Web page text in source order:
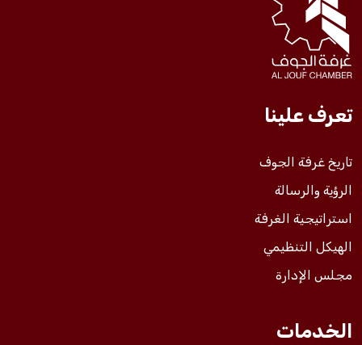
فعاليات الغرفة
فعاليات الجوف
مشاريع الغرفة
تعرف علينا
تاريخ غرفة الجوف
الرؤية والرسالة
استراتيجية الغرفة
الهيكل التنظيمي
مجلس الإدارة
الخدمات